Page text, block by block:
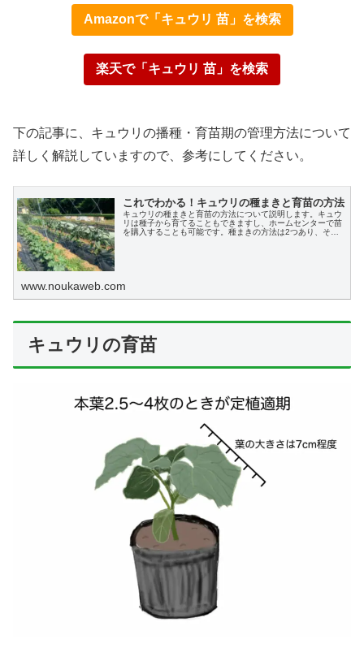
Amazonで「キュウリ 苗」を検索
楽天で「キュウリ 苗」を検索
下の記事に、キュウリの播種・育苗期の管理方法について
詳しく解説していますので、参考にしてください。
これでわかる！キュウリの種まきと育苗の方法
キュウリの種まきと育苗の方法について説明します。キュウ
リは種子から育てることもできますし、ホームセンターで苗
を購入することも可能です。種まきの方法は2つあり、それ
www.noukaweb.com
キュウリの育苗